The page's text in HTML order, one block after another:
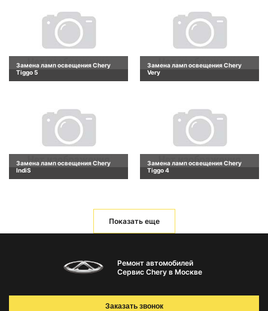
Замена ламп освещения Chery
Tiggo 5
Замена ламп освещения Chery
Very
Замена ламп освещения Chery
IndiS
Замена ламп освещения Chery
Tiggo 4
Показать еще
Ремонт автомобилей
Сервис Chery в Москве
Заказать звонок